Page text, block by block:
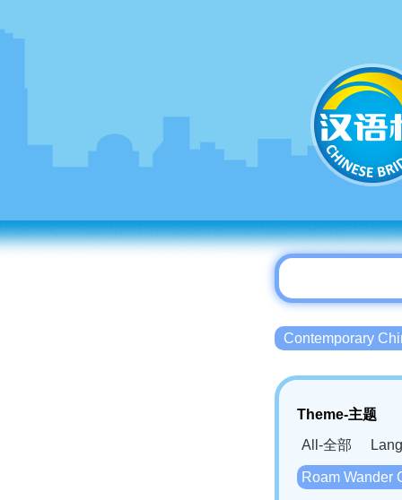
Contemporary
Theme-主题
All-全部
Roam Wander